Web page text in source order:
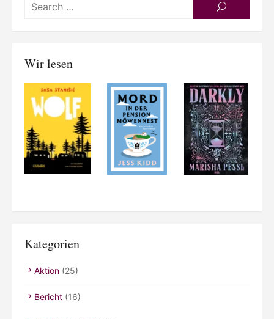
SEARCH
Wir lesen
Kategorien
Aktion (25)
Bericht (16)